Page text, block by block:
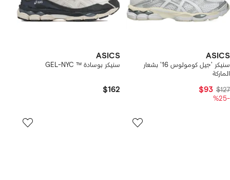
ASICS
سنيكر 'جيل كومولوس 16' بشعار
الماركة
$127
$93
-%25
ASICS
سنيكر بوسادة ™ GEL-NYC
$162